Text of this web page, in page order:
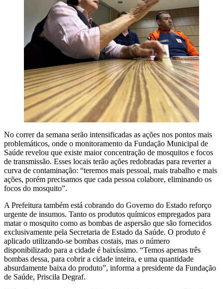
No correr da semana serão intensificadas as ações nos pontos mais
problemáticos, onde o monitoramento da Fundação Municipal de
Saúde revelou que existe maior concentração de mosquitos e focos
de transmissão. Esses locais terão ações redobradas para reverter a
curva de contaminação: “teremos mais pessoal, mais trabalho e mais
ações, porém precisamos que cada pessoa colabore, eliminando os
focos do mosquito”.
A Prefeitura também está cobrando do Governo do Estado reforço
urgente de insumos. Tanto os produtos químicos empregados para
matar o mosquito como as bombas de aspersão que são fornecidos
exclusivamente pela Secretaria de Estado da Saúde. O produto é
aplicado utilizando-se bombas costais, mas o número
disponibilizado para a cidade é baixíssimo. “Temos apenas três
bombas dessa, para cobrir a cidade inteira, e uma quantidade
absurdamente baixa do produto”, informa a presidente da Fundação
de Saúde, Priscila Degraf.